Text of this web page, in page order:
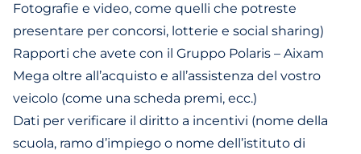
Fotografie e video, come quelli che potreste
presentare per concorsi, lotterie e social sharing)
Rapporti che avete con il Gruppo Polaris – Aixam
Mega oltre all’acquisto e all’assistenza del vostro
veicolo (come una scheda premi, ecc.)
Dati per verificare il diritto a incentivi (nome della
scuola, ramo d’impiego o nome dell’istituto di